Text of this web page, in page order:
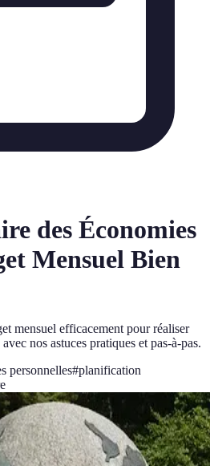
des Économies
Mensuel Bien
mensuel efficacement pour réaliser
nos astuces pratiques et pas-à-pas.
personnelles#planification